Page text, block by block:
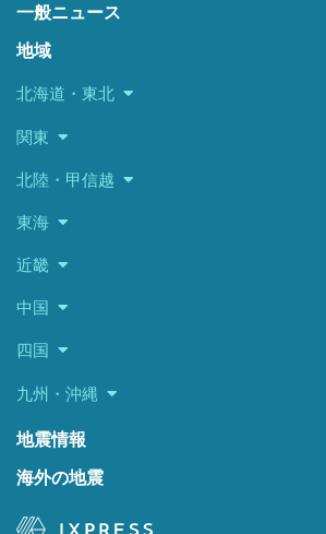
一般ニュース
地域
北海道・東北
関東
北陸・甲信越
東海
近畿
中国
四国
九州・沖縄
地震情報
海外の地震